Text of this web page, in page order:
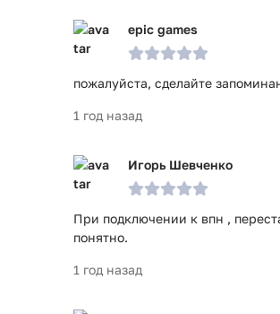
epic games
пожалуйста, сделайте
1 год назад
Игорь Шевченко
При подключении к впн ,
понятно.
1 год назад